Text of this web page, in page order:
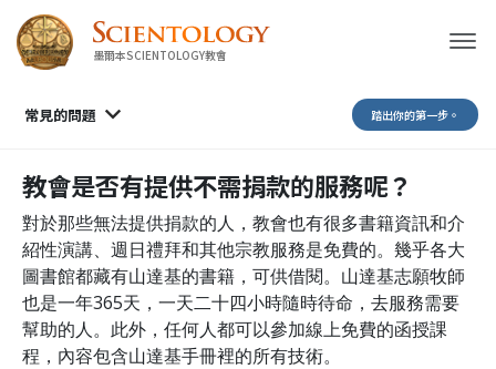
墨爾本SCIENTOLOGY教會
常見的問題 踏出你的第一步。
教會是否有提供不需捐款的服務呢？
對於那些無法提供捐款的人，教會也有很多書籍資訊和介
紹性演講、週日禮拜和其他宗教服務是免費的。幾乎各大
圖書館都藏有山達基的書籍，可供借閱。山達基志願牧師
也是一年365天，一天二十四小時隨時待命，去服務需要
幫助的人。此外，任何人都可以參加線上免費的函授課
程，內容包含山達基手冊裡的所有技術。